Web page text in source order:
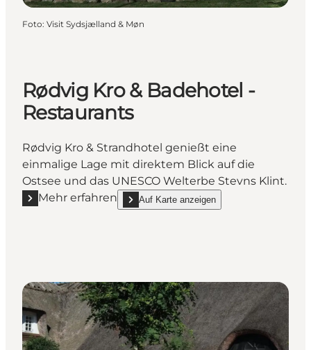
Foto: Visit Sydsjælland & Møn
Rødvig Kro & Badehotel -
Restaurants
Rødvig Kro & Strandhotel genießt eine
einmalige Lage mit direktem Blick auf die
Ostsee und das UNESCO Welterbe Stevns Klint.
Mehr erfahren
Mehr erfahren "Rødvig Kro & Badehotel -
Auf Karte anzeigen
show Rødvig Kro & Badehotel - Restaurants